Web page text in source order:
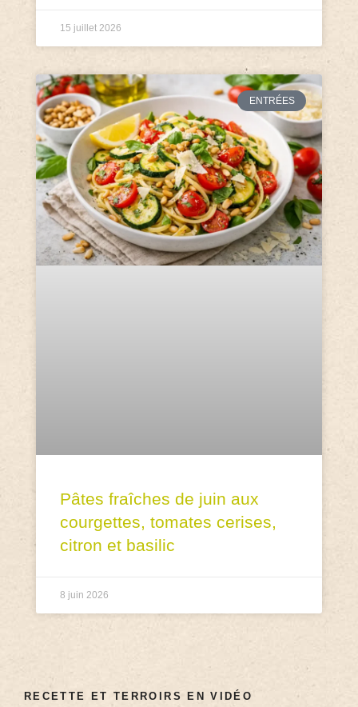
15 juillet 2026
ENTRÉES
Pâtes fraîches de juin aux
courgettes, tomates cerises,
citron et basilic
8 juin 2026
RECETTE ET TERROIRS EN VIDÉO